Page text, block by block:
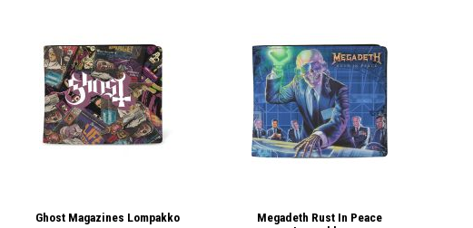
Ghost Magazines Lompakko
Megadeth Rust In Peace